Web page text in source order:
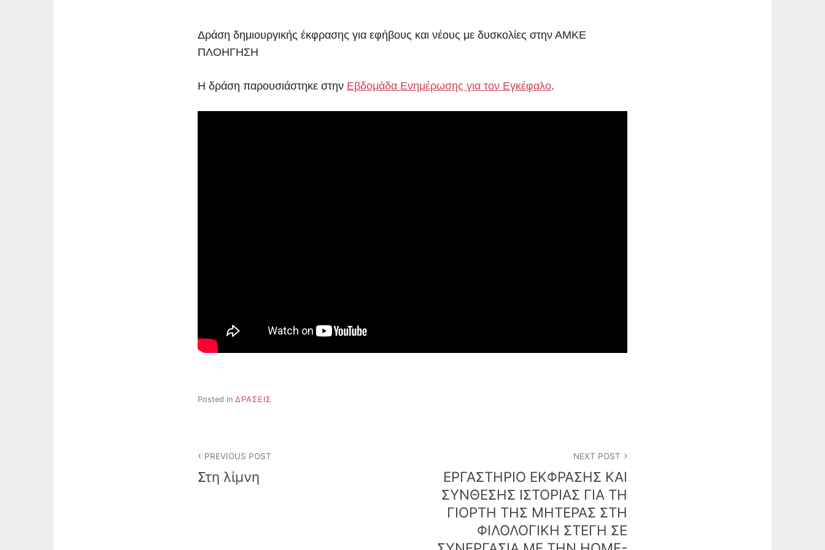
Δράση δημιουργικής έκφρασης για εφήβους και νέους με δυσκολίες στην ΑΜΚΕ
ΠΛΟΗΓΗΣΗ
Η δράση παρουσιάστηκε στην Εβδομάδα Ενημέρωσης για τον Εγκέφαλο.
Posted in ΔΡΑΣΕΙΣ
navigation
PREVIOUS POST
Στη λίμνη
NEXT POST
ΕΡΓΑΣΤΗΡΙΟ ΕΚΦΡΑΣΗΣ ΚΑΙ
ΣΥΝΘΕΣΗΣ ΙΣΤΟΡΙΑΣ ΓΙΑ ΤΗ
ΓΙΟΡΤΗ ΤΗΣ ΜΗΤΕΡΑΣ ΣΤΗ
ΦΙΛΟΛΟΓΙΚΗ ΣΤΕΓΗ ΣΕ